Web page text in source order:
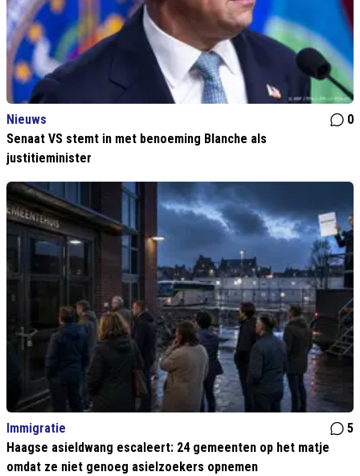
Nieuws
0
Senaat VS stemt in met benoeming Blanche als
justitieminister
Immigratie
5
Haagse asieldwang escaleert: 24 gemeenten op het matje
omdat ze niet genoeg asielzoekers opnemen